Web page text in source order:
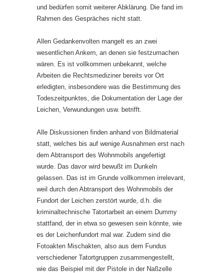
und bedürfen somit weiterer Abklärung. Die fand im
Rahmen des Gespräches nicht statt.
Allen Gedankenvolten mangelt es an zwei
wesentlichen Ankern, an denen sie festzumachen
wären. Es ist vollkommen unbekannt, welche
Arbeiten die Rechtsmediziner bereits vor Ort
erledigten, insbesondere was die Bestimmung des
Todeszeitpunktes, die Dokumentation der Lage der
Leichen, Verwundungen usw. betrifft.
Alle Diskussionen finden anhand von Bildmaterial
statt, welches bis auf wenige Ausnahmen erst nach
dem Abtransport des Wohnmobils angefertigt
wurde. Das davor wird bewußt im Dunkeln
gelassen. Das ist im Grunde vollkommen irrelevant,
weil durch den Abtransport des Wohnmobils der
Fundort der Leichen zerstört wurde, d.h. die
kriminaltechnische Tatortarbeit an einem Dummy
stattfand, der in etwa so gewesen sein könnte, wie
es der Leichenfundort mal war. Zudem sind die
Fotoakten Mischakten, also aus dem Fundus
verschiedener Tatortgruppen zusammengestellt,
wie das Beispiel mit der Pistole in der Naßzelle